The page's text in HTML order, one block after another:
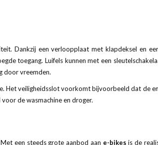
Dankzij een verloopplaat met klapdeksel en
toegang. Luifels kunnen met een
door vreemden.
Het veiligheidsslot voorkomt bijvoorbeeld dat de
de wasmachine en droger.
een steeds grote aanbod aan e-bikes is de